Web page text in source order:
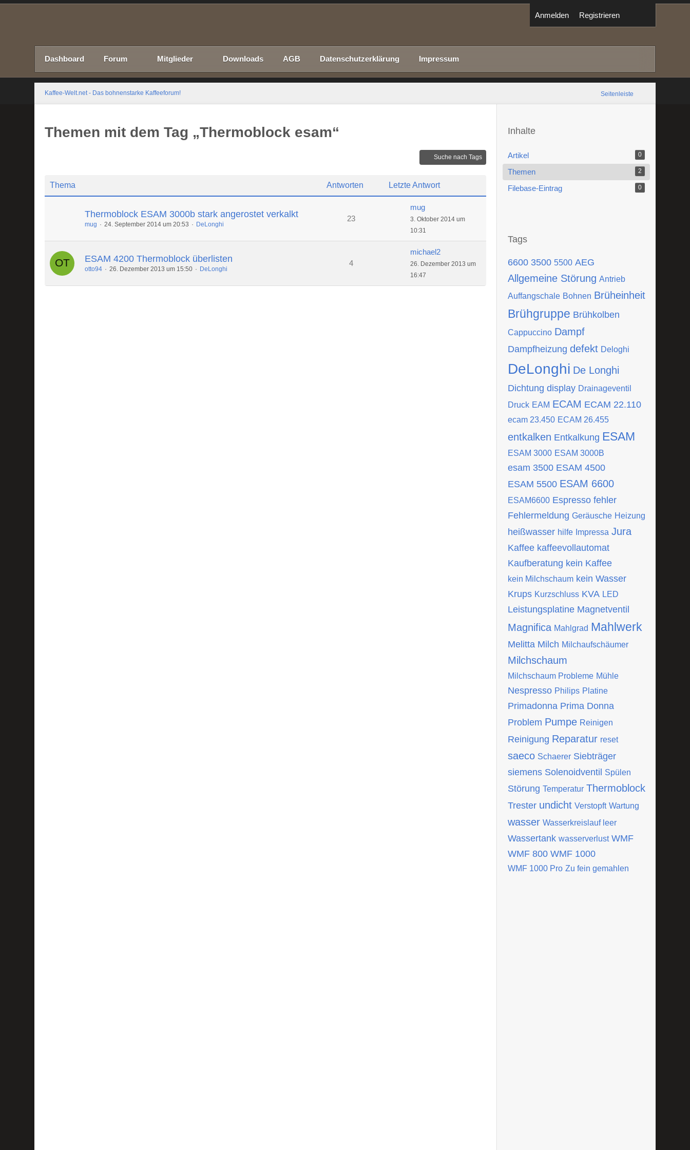
Anmelden Registrieren
Dashboard Forum Mitglieder Downloads AGB Datenschutzerklärung Impressum
Kaffee-Welt.net - Das bohnenstarke Kaffeeforum! Seitenleiste
Themen mit dem Tag „Thermoblock esam“
Suche nach Tags
Thema Antworten Letzte Antwort
Thermoblock ESAM 3000b stark angerostet verkalkt
mug 24. September 2014 um 20:53 DeLonghi
23
mug
3. Oktober 2014 um
10:31
ESAM 4200 Thermoblock überlisten
otto94 26. Dezember 2013 um 15:50 DeLonghi
4
michael2
26. Dezember 2013 um
16:47
Inhalte
Artikel 0
Themen 2
Filebase-Eintrag 0
Tags
6600 3500 5500 AEG
Allgemeine Störung Antrieb
Auffangschale Bohnen Brüheinheit
Brühgruppe Brühkolben
Cappuccino Dampf
Dampfheizung defekt Deloghi
DeLonghi De Longhi
Dichtung display Drainageventil
Druck EAM ECAM ECAM 22.110
ecam 23.450 ECAM 26.455
entkalken Entkalkung ESAM
ESAM 3000 ESAM 3000B
esam 3500 ESAM 4500
ESAM 5500 ESAM 6600
ESAM6600 Espresso fehler
Fehlermeldung Geräusche Heizung
heißwasser hilfe Impressa Jura
Kaffee kaffeevollautomat
Kaufberatung kein Kaffee
kein Milchschaum kein Wasser
Krups Kurzschluss KVA LED
Leistungsplatine Magnetventil
Magnifica Mahlgrad Mahlwerk
Melitta Milch Milchaufschäumer
Milchschaum
Milchschaum Probleme Mühle
Nespresso Philips Platine
Primadonna Prima Donna
Problem Pumpe Reinigen
Reinigung Reparatur reset
saeco Schaerer Siebträger
siemens Solenoidventil Spülen
Störung Temperatur Thermoblock
Trester undicht Verstopft Wartung
wasser Wasserkreislauf leer
Wassertank wasserverlust WMF
WMF 800 WMF 1000
WMF 1000 Pro Zu fein gemahlen